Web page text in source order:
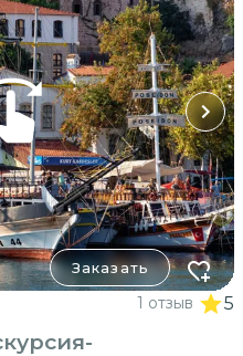
Заказать
1 отзыв 5